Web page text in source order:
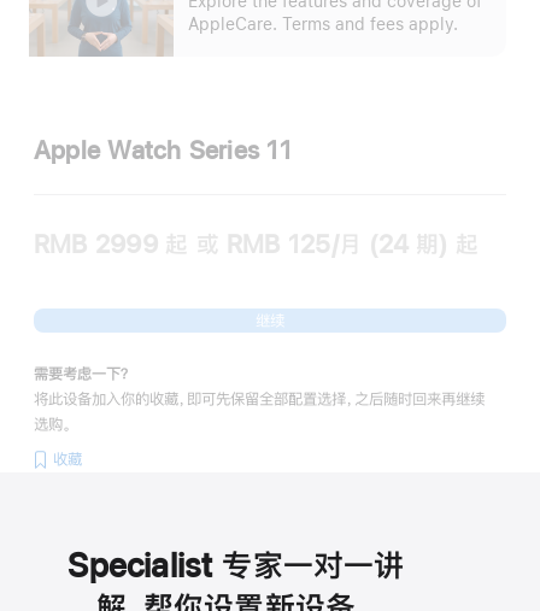
AppleCare. Terms and fees apply.
Apple Watch Series 11
RMB 2999起 或 RMB 125/月 (24 期) 起
继续
需要考虑一下？
将此设备加入你的收藏，即可先保留全部配置选择，之后随时回来再继续
选购。
收藏
Specialist 专家一对一讲